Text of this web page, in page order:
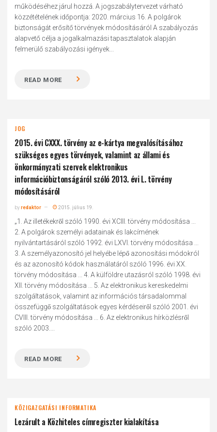
működéséhez járul hozzá. A jogszabálytervezet várható
közzétételének időpontja: 2020. március 16. A polgárok
biztonságát erősítő törvények módosításáról A szabályozás
alapvető célja a jogalkalmazási tapasztalatok alapján
felmerülő szabályozási igények...
READ MORE
JOG
2015. évi CXXX. törvény az e-kártya megvalósításához
szükséges egyes törvények, valamint az állami és
önkormányzati szervek elektronikus
információbiztonságáról szóló 2013. évi L. törvény
módosításáról
byredaktor 2015. július 19.
„1. Az illetékekről szóló 1990. évi XCIII. törvény módosítása ...
2. A polgárok személyi adatainak és lakcímének
nyilvántartásáról szóló 1992. évi LXVI. törvény módosítása ...
3. A személyazonosító jel helyébe lépő azonosítási módokról
és az azonosító kódok használatáról szóló 1996. évi XX.
törvény módosítása ... 4. A külföldre utazásról szóló 1998. évi
XII. törvény módosítása ... 5. Az elektronikus kereskedelmi
szolgáltatások, valamint az információs társadalommal
összefüggő szolgáltatások egyes kérdéseiről szóló 2001. évi
CVIII. törvény módosítása ... 6. Az elektronikus hírközlésről
szóló 2003....
READ MORE
KÖZIGAZGATÁSI INFORMATIKA
Lezárult a Közhiteles címregiszter kialakítása